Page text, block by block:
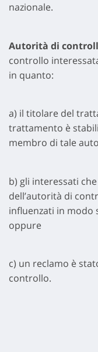
nazionale.
Autorità di
controllo
in quanto:
a) il titolare del
trattamento è
membro di tale
b) gli interessati
dell’autorità di
influenzati in modo
oppure
c) un reclamo è
controllo.